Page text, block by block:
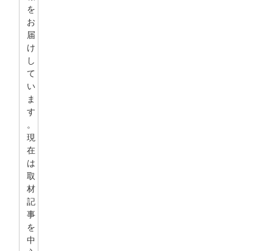
を
お
届
け
し
て
い
ま
す
。
現
在
は
取
材
記
事
を
中